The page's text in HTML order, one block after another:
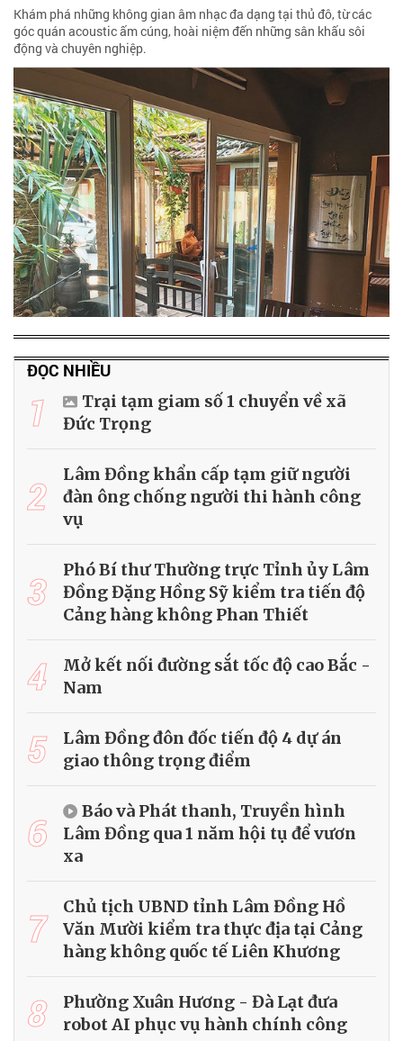
Khám phá những không gian âm nhạc đa dạng tại thủ đô, từ các
góc quán acoustic ấm cúng, hoài niệm đến những sân khấu sôi
động và chuyên nghiệp.
ĐỌC NHIỀU
1
Trại tạm giam số 1 chuyển về xã
Đức Trọng
2
Lâm Đồng khẩn cấp tạm giữ người
đàn ông chống người thi hành công
vụ
3
Phó Bí thư Thường trực Tỉnh ủy Lâm
Đồng Đặng Hồng Sỹ kiểm tra tiến độ
Cảng hàng không Phan Thiết
4
Mở kết nối đường sắt tốc độ cao Bắc -
Nam
5
Lâm Đồng đôn đốc tiến độ 4 dự án
giao thông trọng điểm
6
Báo và Phát thanh, Truyền hình
Lâm Đồng qua 1 năm hội tụ để vươn
xa
7
Chủ tịch UBND tỉnh Lâm Đồng Hồ
Văn Mười kiểm tra thực địa tại Cảng
hàng không quốc tế Liên Khương
8
Phường Xuân Hương - Đà Lạt đưa
robot AI phục vụ hành chính công